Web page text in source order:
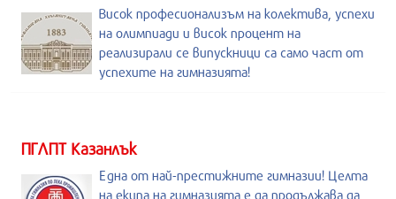
Висок професионализъм на колектива, успехи
на олимпиади и висок процент на
реализирали се випускници са само част от
успехите на гимназията!
ПГЛПТ Казанлък
Една от най-престижните гимназии! Целта
на екипа на гимназията е да продължава да